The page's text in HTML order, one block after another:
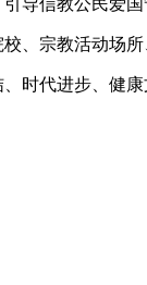
、宗教活动场
时代进步、